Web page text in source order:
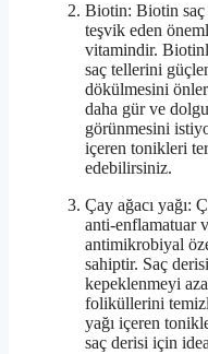
Biotin: Biotin saç
teşvik eden
vitamindir.
saç tellerini
dökülmesini önler.
daha gür ve
görünmesini
içeren tonikleri
edebilirsiniz.
Çay ağacı yağı:
anti-enflamatuar
antimikrobiyal
sahiptir. Saç
kepeklenmeyi
foliküllerini
yağı içeren
saç derisi için